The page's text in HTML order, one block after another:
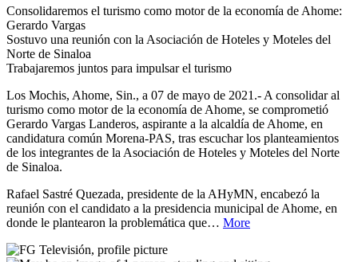
Consolidaremos el turismo como motor de la economía de Ahome:
Gerardo Vargas
Sostuvo una reunión con la Asociación de Hoteles y Moteles del
Norte de Sinaloa
Trabajaremos juntos para impulsar el turismo
Los Mochis, Ahome, Sin., a 07 de mayo de 2021.- A consolidar al
turismo como motor de la economía de Ahome, se comprometió
Gerardo Vargas Landeros, aspirante a la alcaldía de Ahome, en
candidatura común Morena-PAS, tras escuchar los planteamientos
de los integrantes de la Asociación de Hoteles y Moteles del Norte
de Sinaloa.
Rafael Sastré Quezada, presidente de la AHyMN, encabezó la
reunión con el candidato a la presidencia municipal de Ahome, en
donde le plantearon la problemática que… More